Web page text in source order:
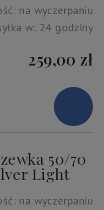
na wyczerpaniu
w: 24 godziny
259,00 zł
50/70
Light
na wyczerpaniu